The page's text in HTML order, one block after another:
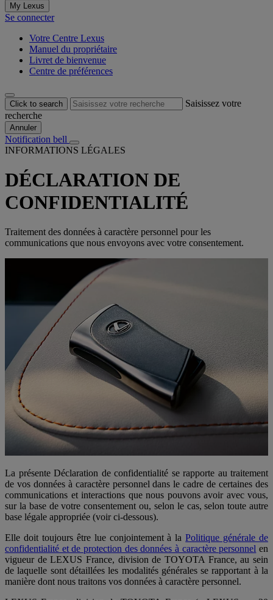
My Lexus
Se connecter
Votre Centre Lexus
Manuel du propriétaire
Livret de bienvenue
Centre de préférences
Click to search
Saisissez votre
recherche
Annuler
Notification bell
INFORMATIONS LÉGALES
DÉCLARATION DE
CONFIDENTIALITÉ
Traitement des données à caractère personnel pour les
communications que nous envoyons avec votre consentement.
La présente Déclaration de confidentialité se rapporte au traitement
de vos données à caractère personnel dans le cadre de certaines des
communications et interactions que nous pouvons avoir avec vous,
sur la base de votre consentement ou, selon le cas, selon toute autre
base légale appropriée (voir ci-dessous).
Elle doit toujours être lue conjointement à laPolitique générale de
confidentialité et de protection des données à caractère personnel en
vigueur de LEXUS France, division de TOYOTA France, au sein
de laquelle sont détaillées les modalités générales se rapportant à la
manière dont nous traitons vos données à caractère personnel.